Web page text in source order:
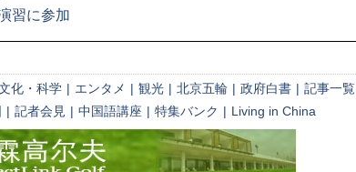
習に参加
化・科学 | エンタメ | 観光 | 北京五輪 | 政府白書 | 記事一覧
| 記者会見 | 中国語講座 | 特集バンク | Living in China